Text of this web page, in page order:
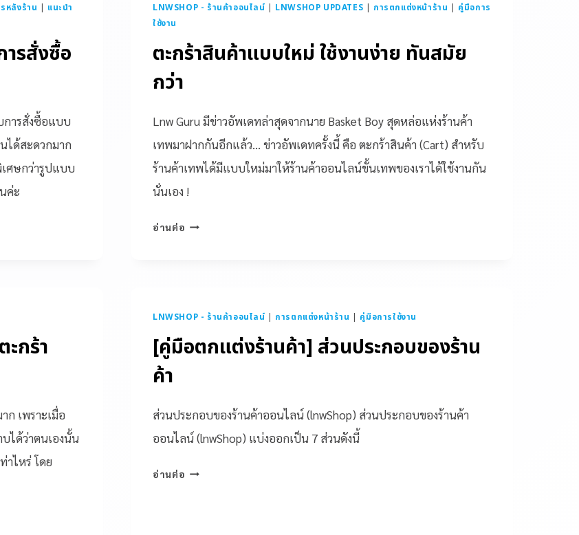
หลังร้าน | แนะนำ
รสั่งซื้อ
การสั่งซื้อแบบ
ได้สะดวกมาก
เศษกว่ารูปแบบ
ค่ะ
LNWSHOP - ร้านค้าออนไลน์ | LNWSHOP UPDATES | การตกแต่งหน้าร้าน | คู่มือการ
ใช้งาน
ตะกร้าสินค้าแบบใหม่ ใช้งานง่าย ทันสมัย
กว่า
Lnw Guru มีข่าวอัพเดทล่าสุดจากนาย Basket Boy สุดหล่อแห่งร้านค้า
เทพมาฝากกันอีกแล้ว… ข่าวอัพเดทครั้งนี้ คือ ตะกร้าสินค้า (Cart) สำหรับ
ร้านค้าเทพได้มีแบบใหม่มาให้ร้านค้าออนไลน์ขั้นเทพของเราได้ใช้งานกัน
นั่นเอง !
อ่านต่อ
กร้า
เพราะเมื่อ
ได้ว่าตนเองนั้น
ไหร่ โดย
LNWSHOP - ร้านค้าออนไลน์ | การตกแต่งหน้าร้าน | คู่มือการใช้งาน
[คู่มือตกแต่งร้านค้า] ส่วนประกอบของร้าน
ค้า
ส่วนประกอบของร้านค้าออนไลน์ (lnwShop) ส่วนประกอบของร้านค้า
ออนไลน์ (lnwShop) แบ่งออกเป็น 7 ส่วนดังนี้
อ่านต่อ